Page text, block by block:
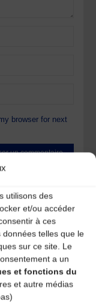
utilisons des
et/ou accéder
à ces
telles que le
sur ce site. Le
a un
et fonctions du
et autre médias
browser for next
de vos